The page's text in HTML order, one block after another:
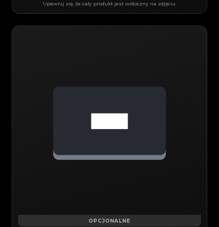
Upewnij się, że cały produkt jest widoczny na zdjęciu.
OPCJONALNE